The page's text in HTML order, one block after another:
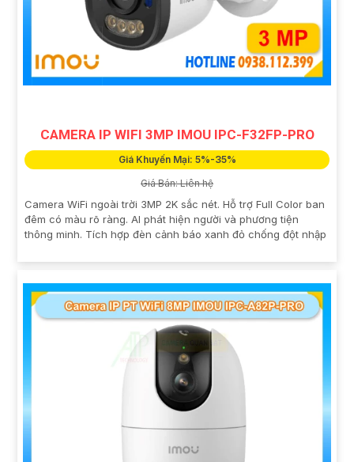
CAMERA IP WIFI 3MP IMOU IPC-F32FP-PRO
Giá Khuyến Mại: 5%-35%
Giá Bán: Liên hệ
Camera WiFi ngoài trời 3MP 2K sắc nét. Hỗ trợ Full Color ban
đêm có màu rõ ràng. AI phát hiện người và phương tiện
thông minh. Tích hợp đèn cảnh báo xanh đỏ chống đột nhập